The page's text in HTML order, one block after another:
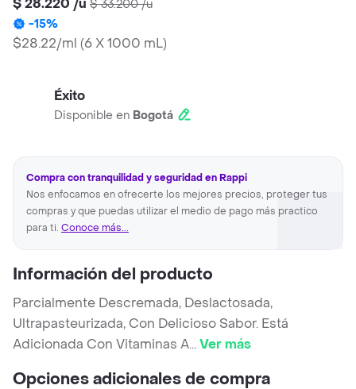
$ 28.220 /u $ 33.200/u
-15%
$28.22/ml (6 X 1000 mL)
Éxito
Disponible en Bogotá
Compra con tranquilidad y seguridad en Rappi
Nos enfocamos en ofrecerte los mejores precios, proteger tus
compras y que puedas utilizar el medio de pago más practico
para ti. Conoce más...
Información del producto
Parcialmente Descremada, Deslactosada,
Ultrapasteurizada, Con Delicioso Sabor. Está
Adicionada Con Vitaminas A...Ver más
Opciones adicionales de compra